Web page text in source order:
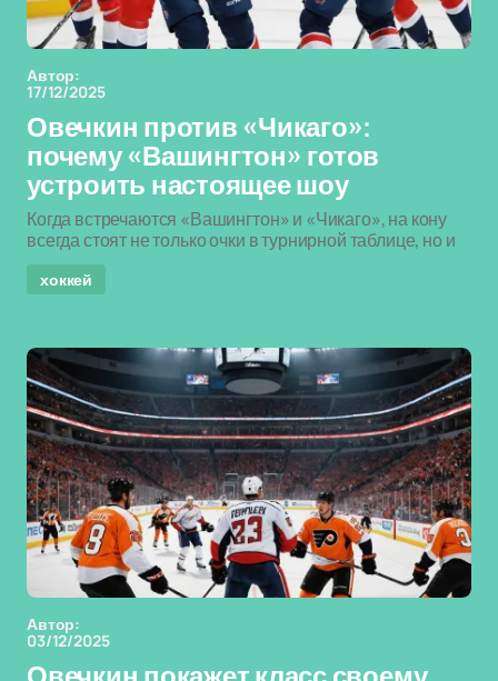
Автор:
17/12/2025
Овечкин против «Чикаго»:
почему «Вашингтон» готов
устроить настоящее шоу
Когда встречаются «Вашингтон» и «Чикаго», на кону
всегда стоят не только очки в турнирной таблице, но и
хоккей
Автор:
03/12/2025